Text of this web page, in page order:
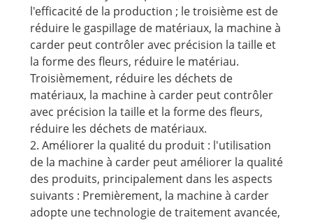
l'efficacité de la production ; le troisième est de
réduire le gaspillage de matériaux, la machine à
carder peut contrôler avec précision la taille et
la forme des fleurs, réduire le matériau.
Troisièmement, réduire les déchets de
matériaux, la machine à carder peut contrôler
avec précision la taille et la forme des fleurs,
réduire les déchets de matériaux.
2. Améliorer la qualité du produit : l'utilisation
de la machine à carder peut améliorer la qualité
des produits, principalement dans les aspects
suivants : Premièrement, la machine à carder
adopte une technologie de traitement avancée,